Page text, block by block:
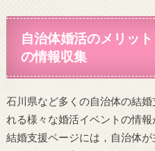
自治体婚活のメリッ
の情報収集
石川県など多くの自治体の結
れる様々な婚活イベントの情
結婚支援ページには，自治体